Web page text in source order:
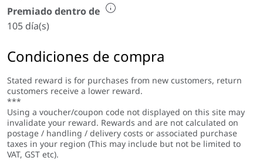
Premiado dentro de
105 día(s)
Condiciones de compra
Stated reward is for purchases from new customers, return
customers receive a lower reward.
***
Using a voucher/coupon code not displayed on this site may
invalidate your reward. Rewards and are not calculated on
postage / handling / delivery costs or associated purchase
taxes in your region (This may include but not be limited to
VAT, GST etc).